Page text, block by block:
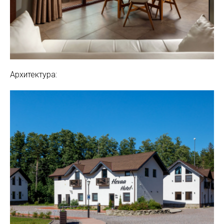
Архитектура: